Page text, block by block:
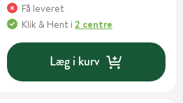
Få leveret
Klik & Hent i2 centre
Læg i kurv